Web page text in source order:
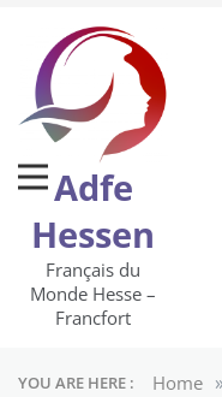
content
Adfe
Hessen
Français du
Monde Hesse –
Francfort
YOU ARE HERE : Home »